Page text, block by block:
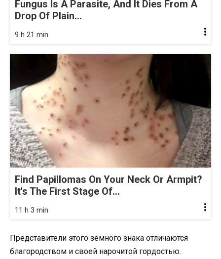
Fungus Is A Parasite, And It Dies From A
Drop Of Plain...
9 h 21 min
Find Papillomas On Your Neck Or Armpit?
It's The First Stage Of...
11 h 3 min
Представители этого земного знака отличаются
благородством и своей нарочитой гордостью.